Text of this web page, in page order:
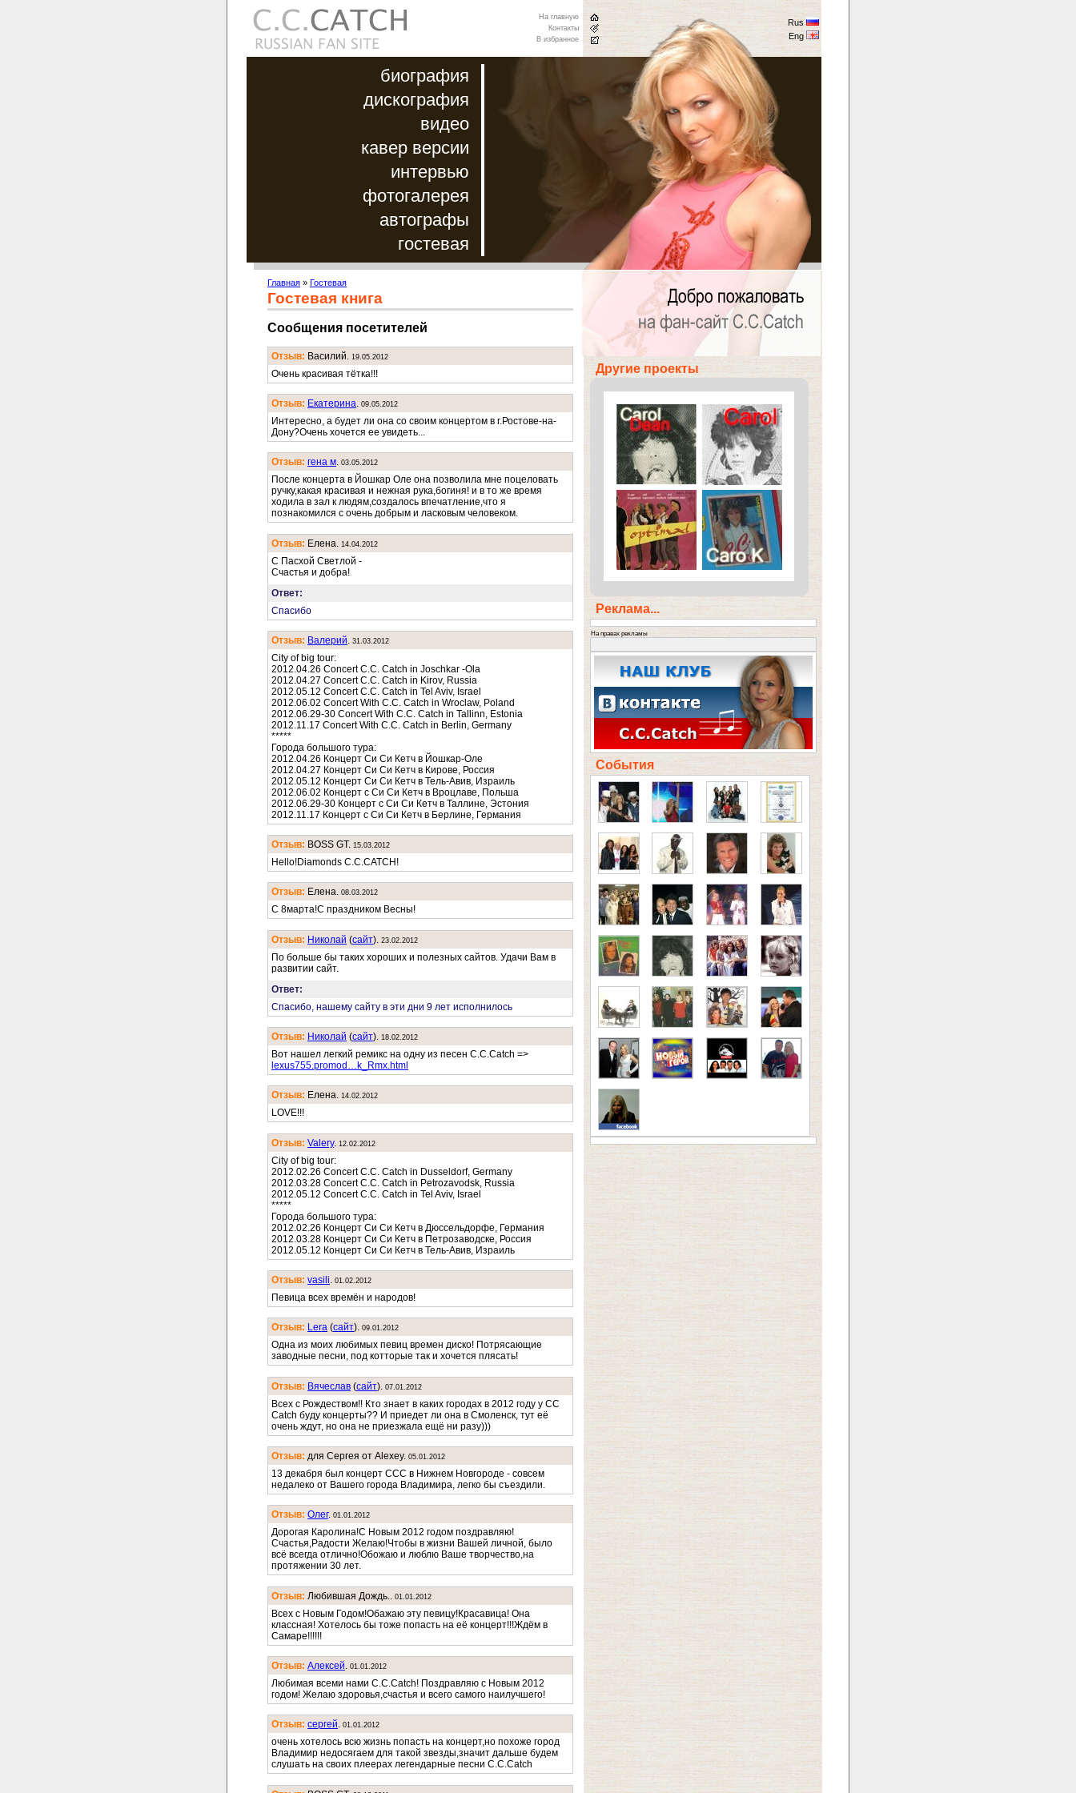
биография
дискография
видео
кавер версии
интервью
фотогалерея
автографы
гостевая
На главную
Контакты
В избранное
Rus
Eng
Главная » Гостевая
Гостевая книга
Сообщения посетителей
Отзыв: Василий. 19.05.2012
Очень красивая тётка!!!
Отзыв: Екатерина. 09.05.2012
Интересно, а будет ли она со своим концертом в г.Ростове-на-
Дону?Очень хочется ее увидеть...
Отзыв: гена м. 03.05.2012
После концерта в Йошкар Оле она позволила мне поцеловать
ручку,какая красивая и нежная рука,богиня! и в то же время
ходила в зал к людям,создалось впечатление,что я
познакомился с очень добрым и ласковым человеком.
Отзыв: Елена. 14.04.2012
С Пасхой Светлой -
Счастья и добра!
Ответ:
Спасибо
Отзыв: Валерий. 31.03.2012
City of big tour:
2012.04.26 Concert C.C. Catch in Joschkar -Ola
2012.04.27 Concert C.C. Catch in Kirov, Russia
2012.05.12 Concert C.C. Catch in Tel Aviv, Israel
2012.06.02 Concert With C.C. Catch in Wroclaw, Poland
2012.06.29-30 Concert With C.C. Catch in Tallinn, Estonia
2012.11.17 Concert With C.C. Catch in Berlin, Germany
*****
Города большого тура:
2012.04.26 Концерт Си Си Кетч в Йошкар-Оле
2012.04.27 Концерт Си Си Кетч в Кирове, Россия
2012.05.12 Концерт Си Си Кетч в Тель-Авив, Израиль
2012.06.02 Концерт с Си Си Кетч в Вроцлаве, Польша
2012.06.29-30 Концерт c Си Си Кетч в Таллине, Эстония
2012.11.17 Концерт с Си Си Кетч в Берлине, Германия
Отзыв: BOSS GT. 15.03.2012
Hello!Diamonds C.C.CATCH!
Отзыв: Елена. 08.03.2012
С 8марта!С праздником Весны!
Отзыв: Николай (cайт). 23.02.2012
По больше бы таких хороших и полезных сайтов. Удачи Вам в
развитии сайт.
Ответ:
Спасибо, нашему сайту в эти дни 9 лет исполнилось
Отзыв: Николай (cайт). 18.02.2012
Вот нашел легкий ремикс на одну из песен C.C.Catch =>
lexus755.promod…k_Rmx.html
Отзыв: Елена. 14.02.2012
LOVE!!!
Отзыв: Valery. 12.02.2012
City of big tour:
2012.02.26 Concert C.C. Catch in Dusseldorf, Germany
2012.03.28 Concert C.C. Catch in Petrozavodsk, Russia
2012.05.12 Concert C.C. Catch in Tel Aviv, Israel
*****
Города большого тура:
2012.02.26 Концерт Си Си Кетч в Дюссельдорфе, Германия
2012.03.28 Концерт Си Си Кетч в Петрозаводске, Россия
2012.05.12 Концерт Си Си Кетч в Тель-Авив, Израиль
Отзыв: vasili. 01.02.2012
Певица всех времён и народов!
Отзыв: Lera (cайт). 09.01.2012
Одна из моих любимых певиц времен диско! Потрясающие
заводные песни, под котторые так и хочется плясать!
Отзыв: Вячеслав (cайт). 07.01.2012
Всех с Рождеством!! Кто знает в каких городах в 2012 году у CC
Catch буду концерты?? И приедет ли она в Смоленск, тут её
очень ждут, но она не приезжала ещё ни разу)))
Отзыв: для Сергея от Alexey. 05.01.2012
13 декабря был концерт CCC в Нижнем Новгороде - совсем
недалеко от Вашего города Владимира, легко бы съездили.
Отзыв: Олег. 01.01.2012
Дорогая Каролина!С Новым 2012 годом поздравляю!
Счастья,Радости Желаю!Чтобы в жизни Вашей личной, было
всё всегда отлично!Обожаю и люблю Ваше творчество,на
протяжении 30 лет.
Отзыв: Любившая Дождь.. 01.01.2012
Всех с Новым Годом!Обажаю эту певицу!Красавица! Она
классная! Хотелось бы тоже попасть на её концерт!!!Ждём в
Самаре!!!!!!
Отзыв: Алексей. 01.01.2012
Любимая всеми нами C.C.Catch! Поздравляю с Новым 2012
годом! Желаю здоровья,счастья и всего самого наилучшего!
Отзыв: сергей. 01.01.2012
очень хотелось всю жизнь попасть на концерт,но похоже город
Владимир недосягаем для такой звезды,значит дальше будем
слушать на своих плеерах легендарные песни C.C.Catch
Другие проекты
Реклама...
На правах рекламы
События